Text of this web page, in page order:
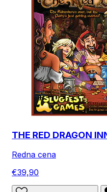
THE RED DRAGON
Redna cena
€39,90